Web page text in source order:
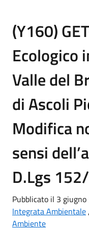
(Y160)
Ecologico
Valle del
di Ascoli
Modifica
sensi
D.Lgs
Pubblicato il 3 giugno
Integrata Ambientale,
Ambiente